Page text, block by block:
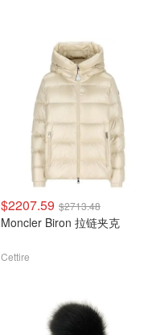
$2207.59 $2713.48
Moncler Biron 拉链夹克
Cettire